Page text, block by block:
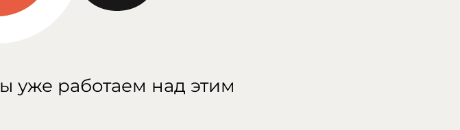
уже работаем над этим